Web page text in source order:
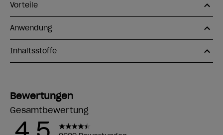
Vorteile
Anwendung
Inhaltsstoffe